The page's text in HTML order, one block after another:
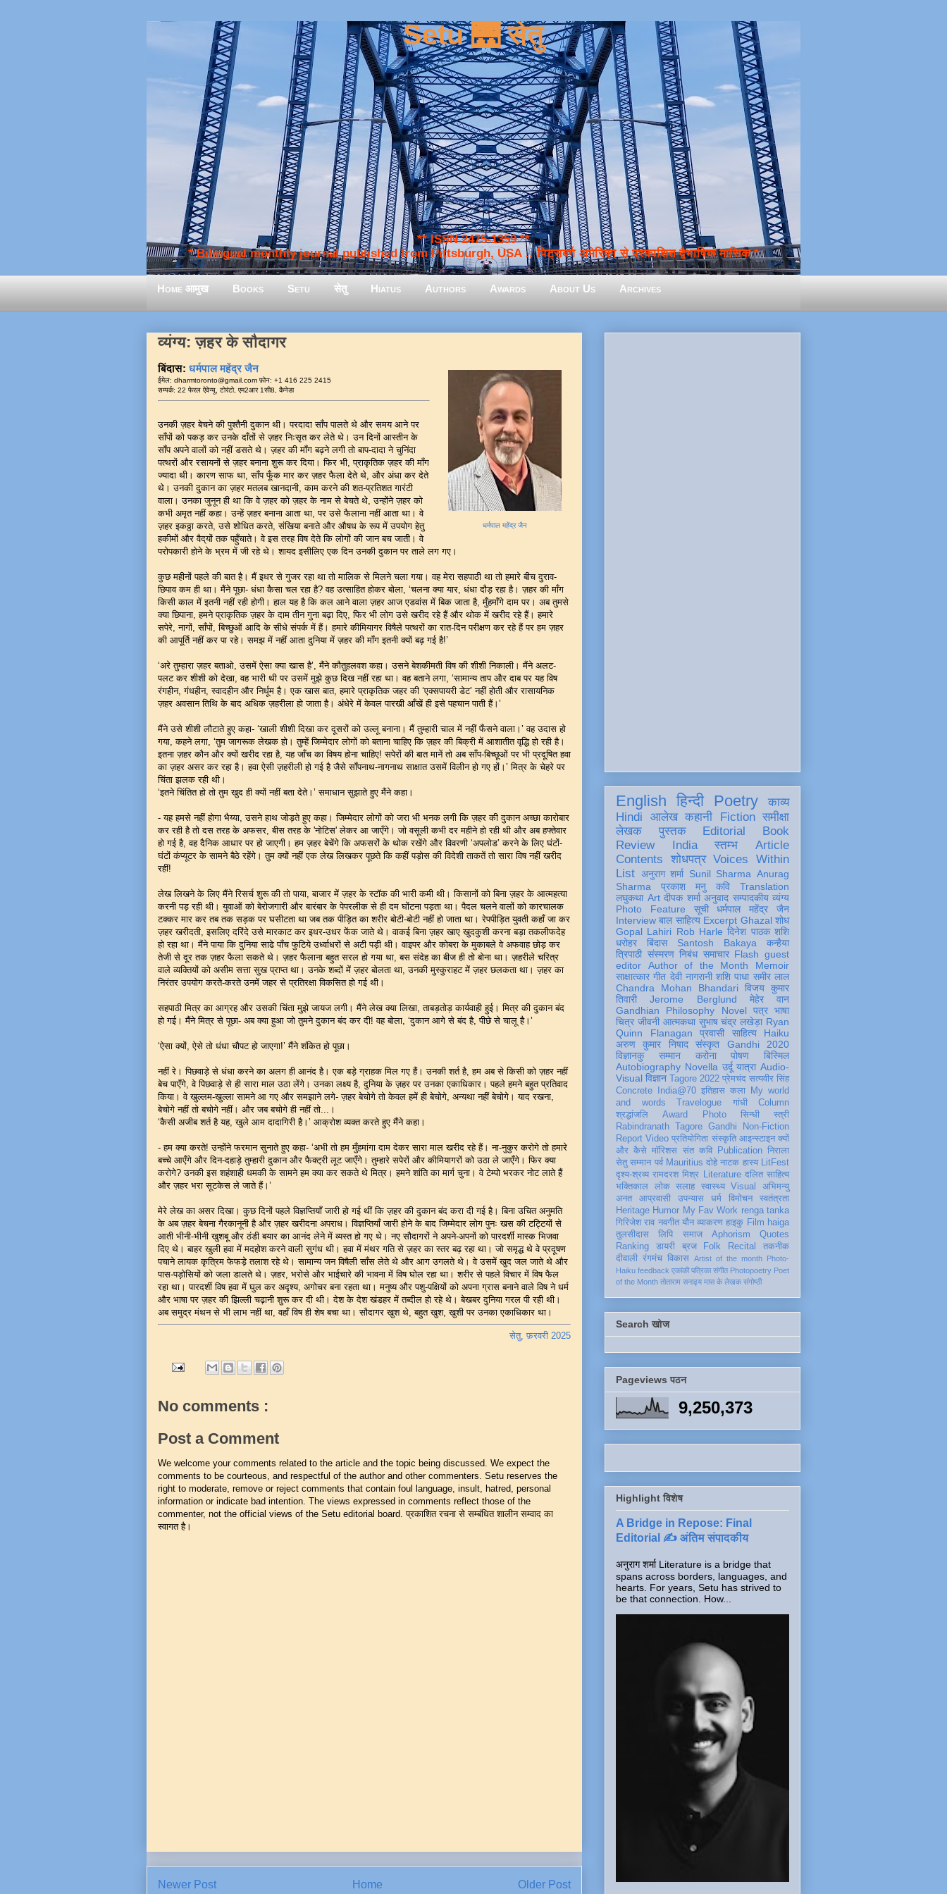
Setu 🌉 सेतु
** ISSN 2475-1359 **
* Bilingual monthly journal published from Pittsburgh, USA :: पिट्सबर्ग अमेरिका से प्रकाशित द्वैभाषिक मासिक *
Home आमुख Books Setu सेतु Hiatus Authors Awards About Us Archives
व्यंग्य: ज़हर के सौदागर
धर्मपाल महेंद्र जैन
बिंदास: धर्मपाल महेंद्र जैन
ईमेल: dharmtoronto@gmail.com फ़ोन: +1 416 225 2415
सम्पर्क: 22 फेरल ऐवेन्यू, टोरंटो, एम2आर 1सी8, कैनेडा
उनकी ज़हर बेचने की पुश्तैनी दुकान थी। परदादा साँप पालते थे और समय आने पर
साँपों को पकड़ कर उनके दाँतों से ज़हर निःसृत कर लेते थे। उन दिनों आस्तीन के
साँप अपने वालों को नहीं डसते थे। ज़हर की माँग बढ़ने लगी तो बाप-दादा ने चुनिंदा
पत्थरों और रसायनों से ज़हर बनाना शुरू कर दिया। फिर भी, प्राकृतिक ज़हर की माँग
ज्यादा थी। कारण साफ था, साँप फूँक मार कर ज़हर फैला देते थे, और अंधा कर देते
थे। उनकी दुकान का ज़हर मतलब खानदानी, काम करने की शत-प्रतिशत गारंटी
वाला। उनका जुनून ही था कि वे ज़हर को ज़हर के नाम से बेचते थे, उन्होंने ज़हर को
कभी अमृत नहीं कहा। उन्हें ज़हर बनाना आता था, पर उसे फैलाना नहीं आता था। वे
ज़हर इकठ्ठा करते, उसे शोधित करते, संखिया बनाते और औषध के रूप में उपयोग हेतु
हकीमों और वैद्‌यों तक पहुँचाते। वे इस तरह विष देते कि लोगों की जान बच जाती। वे
परोपकारी होने के भ्रम में जी रहे थे। शायद इसीलिए एक दिन उनकी दुकान पर ताले लग गए।
कुछ महीनों पहले की बात है। मैं इधर से गुजर रहा था तो मालिक से मिलने चला गया। वह मेरा सहपाठी था तो हमारे बीच दुराव-
छिपाव कम ही था। मैंने पूछा- धंधा कैसा चल रहा है? वह उत्साहित होकर बोला, ‘चलना क्या यार, धंधा दौड़ रहा है। ज़हर की माँग
किसी काल में इतनी नहीं रही होगी। हाल यह है कि कल आने वाला ज़हर आज एडवांस में बिक जाता है, मुँहमाँगे दाम पर। अब तुमसे
क्या छिपाना, हमने प्राकृतिक ज़हर के दाम तीन गुना बढ़ा दिए, फिर भी लोग उसे खरीद रहे हैं और थोक में खरीद रहे हैं। हमारे
सपेरे, नागों, साँपों, बिच्छुओं आदि के सीधे संपर्क में हैं। हमारे कीमियागर विषैले पत्थरों का रात-दिन परीक्षण कर रहे हैं पर हम ज़हर
की आपूर्ति नहीं कर पा रहे। समझ में नहीं आता दुनिया में ज़हर की माँग इतनी क्यों बढ़ गई है!’
‘अरे तुम्हारा ज़हर बताओ, उसमें ऐसा क्या खास है’, मैंने कौतुहलवश कहा। उसने बेशकीमती विष की शीशी निकाली। मैंने अलट-
पलट कर शीशी को देखा, वह भारी थी पर उसमें मुझे कुछ दिख नहीं रहा था। वह बताने लगा, ‘सामान्य ताप और दाब पर यह विष
रंगहीन, गंधहीन, स्वादहीन और निर्धूम है। एक खास बात, हमारे प्राकृतिक जहर की ‘एक्सपायरी डेट’ नहीं होती और रासायनिक
ज़हर अवसान तिथि के बाद अधिक ज़हरीला हो जाता है। अंधेरे में केवल पारखी आँखें ही इसे पहचान पाती हैं।’
मैंने उसे शीशी लौटाते हुए कहा- ‘खाली शीशी दिखा कर दूसरों को उल्लू बनाना। मैं तुम्हारी चाल में नहीं फँसने वाला।’ वह उदास हो
गया, कहने लगा, ‘तुम जागरूक लेखक हो। तुम्हें जिम्मेदार लोगों को बताना चाहिए कि ज़हर की बिक्री में आशातीत वृद्धि हो रही है।
इतना ज़हर कौन और क्यों खरीद रहा है, यह जाँच का विषय होना चाहिए! सपेरों की बात मानें तो अब साँप-बिच्छूओं पर भी प्रदूषित हवा
का ज़हर असर कर रहा है। हवा ऐसी ज़हरीली हो गई है जैसे साँपनाथ-नागनाथ साक्षात उसमें विलीन हो गए हों।’ मित्र के चेहरे पर
चिंता झलक रही थी।
‘इतने चिंतित हो तो तुम खुद ही क्यों नहीं बता देते।’ समाधान सुझाते हुए मैंने कहा।
- यह हमसे नहीं होगा भैय्या, उसने हाथ जोड़ते हुए कहा। जिम्मेदार लोगों को जरा भी भनक लगी कि ज़हर की दुकान अच्छा कारोबार
कर रही है तो दस तरह के अफसर, बीस तरह के 'नोटिस' लेकर आ जाएँगे। जो वसूली कभी दर महीने हो रही थी और अब हफ्तेवार
हो गई है, वह दैनिक आधार पर हो जाएगी। हम ज़हर बेचेंगे कि अफसरों के थोक रखेंगे और विवरणी ‘अपलोड’ करने के लिए घंटों-
घंटों कंप्यूटर के सामने बैठे रहेंगे। तुम क्यों नहीं एक लेख लिखकर पूछते कि कहीं पड़ोस की विदेशी ताकतें तो सारा विष नहीं खरीद
रहीं!
लेख लिखने के लिए मैंने रिसर्च शुरू की तो पाया, बाजार में ज़हर के स्टॉक की भारी कमी थी। किसानों को बिना ज़हर के आत्महत्या
करनी पड़ रही थी। युवाओं को बेरोजगारी और बारंबार के पेपरलीक से ही दम घोंटना पड़ता था। पैदल चलने वालों को कारचालक
टक्कर मार कर तब तक सड़क पर घसीटता था जब तक पीड़ित का शरीर बोटी-बोटी नहीं हो जाता था। रेपपीड़ित युवती कहाँ जा कर
ज़हर खरीदती, इसलिए दरिंदे उसे मारकाट कर इधर-उधर फेंक जाते थे। वाकई बिना ज़हर खाए खुदकुशी करना बड़ा तकलीफदेह
हो रहा था। मैंने पाया कि दुनिया साढे पाँच फुटिये उर्ध्वाधरों से अटी पड़ी थी। वाइपर और कोबरा के मुकाबले वे अफवाह छोड़ कर
तेजी से दूर तक ज़हर फैला सकते थे। ज़हर फैलाना बहुत सरल हो गया था, बस संदेह का बीज ही तो बोना था। ज़हरीले चरित्र
वाले व्यक्तियों को असीम सत्ता सुख प्राप्त था। उनके शब्दों में ज़हर बोलता था, उनकी मुस्कुराहट में ज़हर छलकता था। ज़हर का
निरंतर उपयोग करते-करते उनमें जहर से प्रतिरक्षा विकसित हो गई थी।
सहपाठी मित्र का आग्रह और उसकी चिंता मुझे जायज लगी। मैंने लेख क्या लिखा, ताबड़तोड़ कार्यवाही हुई। मित्र की दुकान बंद
हो गई। मैंने मित्र से पूछा- अब क्या हुआ जो तुमने दुकान बंद कर दी! वह बोला, ‘दुकान आगे से बंद है, पीछे से चालू है।’
‘ऐसा क्यों, ऐसे तो धंधा चौपट हो जाएगा!’ मैंने शंकित हो पूछा।
नहीं रे। पिछवाड़े से धंधा करने का अलग ही आनंद है। एक बड़े ग्राहक मिल गए हैं। उनकी शर्त है, हम अब से किसी को ज़हर नहीं
बेच पाएँगे, वे पिछवाड़े से ही सारा माल उठा लेंगे। उनका लक्ष्य है, दुनिया के ज़हर पर उनका एकाधिकार। पहले हमने बहुत प्रतिवाद
किया। वे खुल्लम-खुल्ला सामने आ गए और समझाने लगे- ज़हर बेचोगे तो केवल हमें ही बेचोगे, अन्यथा नहीं बेचोगे। याद रखना,
बेचोगे नहीं तो बचोगे नहीं। और जब बचोगे ही नहीं तो...।
‘कैसी अजीब शर्त है यह, खुले आम दादागिरी है।’ आक्रोश व्यक्त करते हुए मैंने कहा।
- हम क्या करते! उन्होंने फरमान सुनाते हुए कहा- ‘अभी तो हम मुँहमांगा दाम देकर सारा माल खरीद रहे हैं। ना-नुकुर करोगे तो हमारे
बच्चे आएँगे और दिन-दहाड़े तुम्हारी दुकान और फैक्ट्री लूट जाएँगे। तुम्हारे सपेरों और कीमियागरों को उठा ले जाएँगे। फिर क्या
करोगे? उनकी इस शहंशाही धमकी के सामने हम क्या कर सकते थे मित्र। हमने शांति का मार्ग चुना। वे टेम्पो भरकर नोट लाते हैं
और ज़हर भरा सूटकेस ले जाते हैं।’
मेरे लेख का असर दिखा। कुछ दिनों पहले विज्ञप्तियाँ जारी हो गई थीं कि ज़हर की दुकान बंद करा दी गई है। बिना उचित अनुमति
के अब ज़हर बेचना गैरकानूनी है और ज़हर खरीदना अपराध। विज्ञप्तियाँ जारी होने के बाद जिम्मेदार लोग पुनः खस की टट्टियों से
आती भीनी-भीनी खुशबू और ठंडी बयार का आनंद लेने में व्यस्त हो गए थे। नए सौदागरों ने अपने-अपनों को पारदर्शी मास्क भिजवा
दिए थे। बाहर खुली हवा में मदहोश करने वाली सुगंध थी। हवा में मंथर गति से ज़हर का स्तर बढ़ रहा था। जो समृद्ध थे वे प्रदूषण
पचाने लायक कृत्रिम फेफड़े तलाश रहे थे। सामान्य जन विषैली साँस लेते थे और आग उगलते थे। वे उसमें खुद जल जाते थे और
पास-पड़ोसियों को जला डालते थे। ज़हर, भरोसे और भाईचारे की भावना में विष घोल रहा था। शरीर से पहले विचार में विष फैल
रहा था। पारदर्शी विष हवा में घुल कर अदृश्य, अगोचर बना रहता था। मनुष्य और पशु-पक्षियों को अपना ग्रास बनाने वाले विष ने धर्म
और भाषा पर ज़हर की झिल्ली चढ़ानी शुरू कर दी थी। देश के देश खंडहर में तब्दील हो रहे थे। बेखबर दुनिया गरल पी रही थी।
अब समुद्र मंथन से भी लाभ नहीं था, वहाँ विष ही शेष बचा था। सौदागर खुश थे, बहुत खुश, खुशी पर उनका एकाधिकार था।
सेतु, फ़रवरी 2025
No comments :
Post a Comment
We welcome your comments related to the article and the topic being discussed. We expect the
comments to be courteous, and respectful of the author and other commenters. Setu reserves the
right to moderate, remove or reject comments that contain foul language, insult, hatred, personal
information or indicate bad intention. The views expressed in comments reflect those of the
commenter, not the official views of the Setu editorial board. प्रकाशित रचना से सम्बंधित शालीन सम्वाद का
स्वागत है।
Newer Post Older Post
Home
English हिन्दी Poetry
काव्य
Hindi
आलेख कहानी Fiction समीक्षा
लेखक
पुस्तक Editorial
Book
Review
India स्तम्भ
Article
Contents
शोधपत्र Voices Within
List अनुराग शर्मा Sunil Sharma Anurag
Sharma
प्रकाश मनु कवि
Translation
लघुकथा Art दीपक शर्मा अनुवाद सम्पादकीय व्यंग्य
Photo Feature
सूची
धर्मपाल महेंद्र जैन
Interview बाल साहित्य Excerpt Ghazal शोध
Gopal Lahiri Rob Harle दिनेश पाठक शशि
धरोहर
बिंदास Santosh Bakaya
कन्हैया
त्रिपाठी संस्मरण निबंध समाचार Flash guest
editor
Author of the Month
Memoir
साक्षात्कार गीत देवी नागरानी शशि पाधा समीर लाल
Chandra Mohan Bhandari विजय कुमार
तिवारी
Jerome Berglund
मेहेर वान
Gandhian Philosophy
Novel पत्र भाषा
चित्र जीवनी आत्मकथा सुभाष चंद्र लखेड़ा Ryan
Quinn Flanagan
प्रवासी साहित्य
Haiku
अरुण कुमार निषाद
संस्कृत
Gandhi 2020
विज्ञानकु
सम्मान करोना पोषण
बिस्मिल
Autobiography Novella उर्दू यात्रा Audio-
Visual विज्ञान Tagore 2022 प्रेमचंद सत्यवीर सिंह
Concrete
India@70 इतिहास कला
My world
and words
Travelogue गांधी
Column
श्रद्धांजलि
Award Photo सिन्धी
स्त्री
Rabindranath Tagore Gandhi
Non-Fiction
Report Video प्रतियोगिता संस्कृति आइन्स्टाइन क्यों
और कैसे मॉरिशस संत कवि Publication निराला
सेतु सम्मान पर्व Mauritius दोहे नाटक हास्य LitFest
दृश्य-श्रव्य रामदरश मिश्र Literature दलित साहित्य
भक्तिकाल
लोक सलाह स्वास्थ्य Visual
अभिमन्यु
अनत
आप्रवासी उपन्यास धर्म विमोचन
स्वतंत्रता
Heritage Humor My Fav Work renga tanka
गिरिजेश राव नवगीत यौन व्याकरण हाइकु Film haiga
तुलसीदास
लिपि समाज Aphorism
Quotes
Ranking
डायरी ब्रज Folk Recital
तकनीक
दीवाली रंगमंच विकास Artist of the month Photo-
Haiku feedback एकांकी पत्रिका संगीत Photopoetry Poet
of the Month तोताराम सनाढ्य मास के लेखक संगोष्ठी
Search खोज
Pageviews पठन
9,250,373
Highlight विशेष
A Bridge in Repose: Final
Editorial ✍️ अंतिम संपादकीय
अनुराग शर्मा Literature is a bridge that
spans across borders, languages, and
hearts. For years, Setu has strived to
be that connection. How...